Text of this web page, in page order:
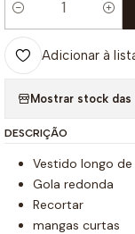
Quantidade
Adicionar à
Mostrar stock das
DESCRIÇÃO
Vestido longo
Gola redonda
Recortar
mangas curtas